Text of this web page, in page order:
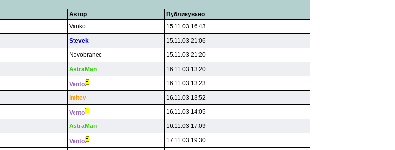
Автор Публикувано
Vanko 15.11.03 16:43
Stevek 15.11.03 21:06
Novobranec 15.11.03 21:20
AstraMan 16.11.03 13:20
Vento 16.11.03 13:23
imitev 16.11.03 13:52
Vento 16.11.03 14:05
AstraMan 16.11.03 17:09
Vento 17.11.03 19:30